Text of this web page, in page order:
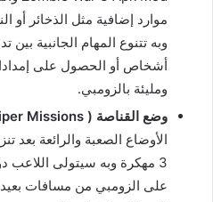
موارد إضافية مثل الذخائر أو
وبه تتنوع المهام الجانبية بين
أشخاص أو الحصول على
ومليئة بالزومبي.
وضع القناصة ( Sniper Missions ) :
3 مهكرة وبه سيتولى
على الزومبي من مسافات